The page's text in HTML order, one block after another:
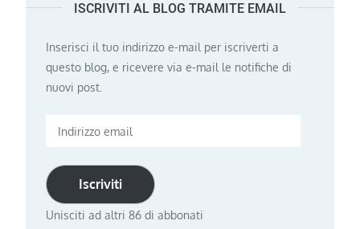
ISCRIVITI AL BLOG TRAMITE EMAIL
Inserisci il tuo indirizzo e-mail per iscriverti a
questo blog, e ricevere via e-mail le notifiche di
nuovi post.
Indirizzo
Iscriviti
Unisciti ad altri 86 di abbonati